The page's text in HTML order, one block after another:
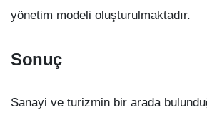
yönetim modeli oluşturulmaktadır.
Sonuç
Sanayi ve turizmin bir arada